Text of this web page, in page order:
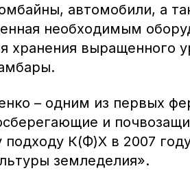
автомобили, а
необходимым
хранения выращенного
– одним из первых
и
подходу К(Ф)Х в 2007
земледелия».